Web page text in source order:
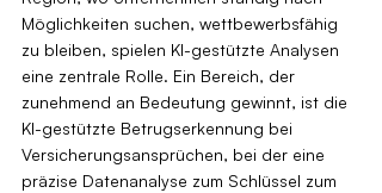
Möglichkeiten suchen, wettbewerbsfähig
zu bleiben, spielen KI-gestützte Analysen
eine zentrale Rolle. Ein Bereich, der
zunehmend an Bedeutung gewinnt, ist die
KI-gestützte Betrugserkennung bei
Versicherungsansprüchen, bei der eine
präzise Datenanalyse zum Schlüssel zum